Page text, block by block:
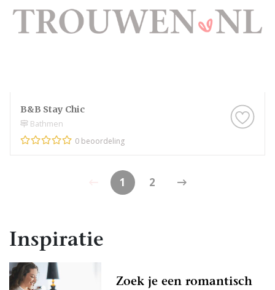
B&B Stay Chic
Bathmen
0 beoordeling
1 2
Inspiratie
Zoek je een romantisch